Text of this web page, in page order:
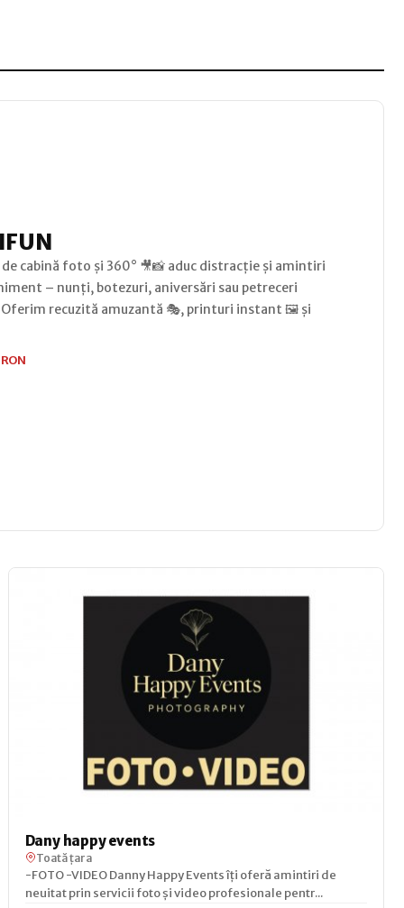
cabină foto și 360° 🎥📸 aduc distracție și amintiri
– nunți, botezuri, aniversări sau petreceri
Oferim recuzită amuzantă 🎭, printuri instant 🖼️ și
RON
Dany happy events
Toată țara
-FOTO -VIDEO Danny Happy Events îți oferă amintiri de
neuitat prin servicii foto și video profesionale pentr...